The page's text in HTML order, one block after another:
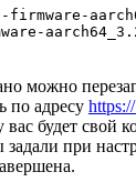
firmware-
можно
по адресу
будет свой
задали при